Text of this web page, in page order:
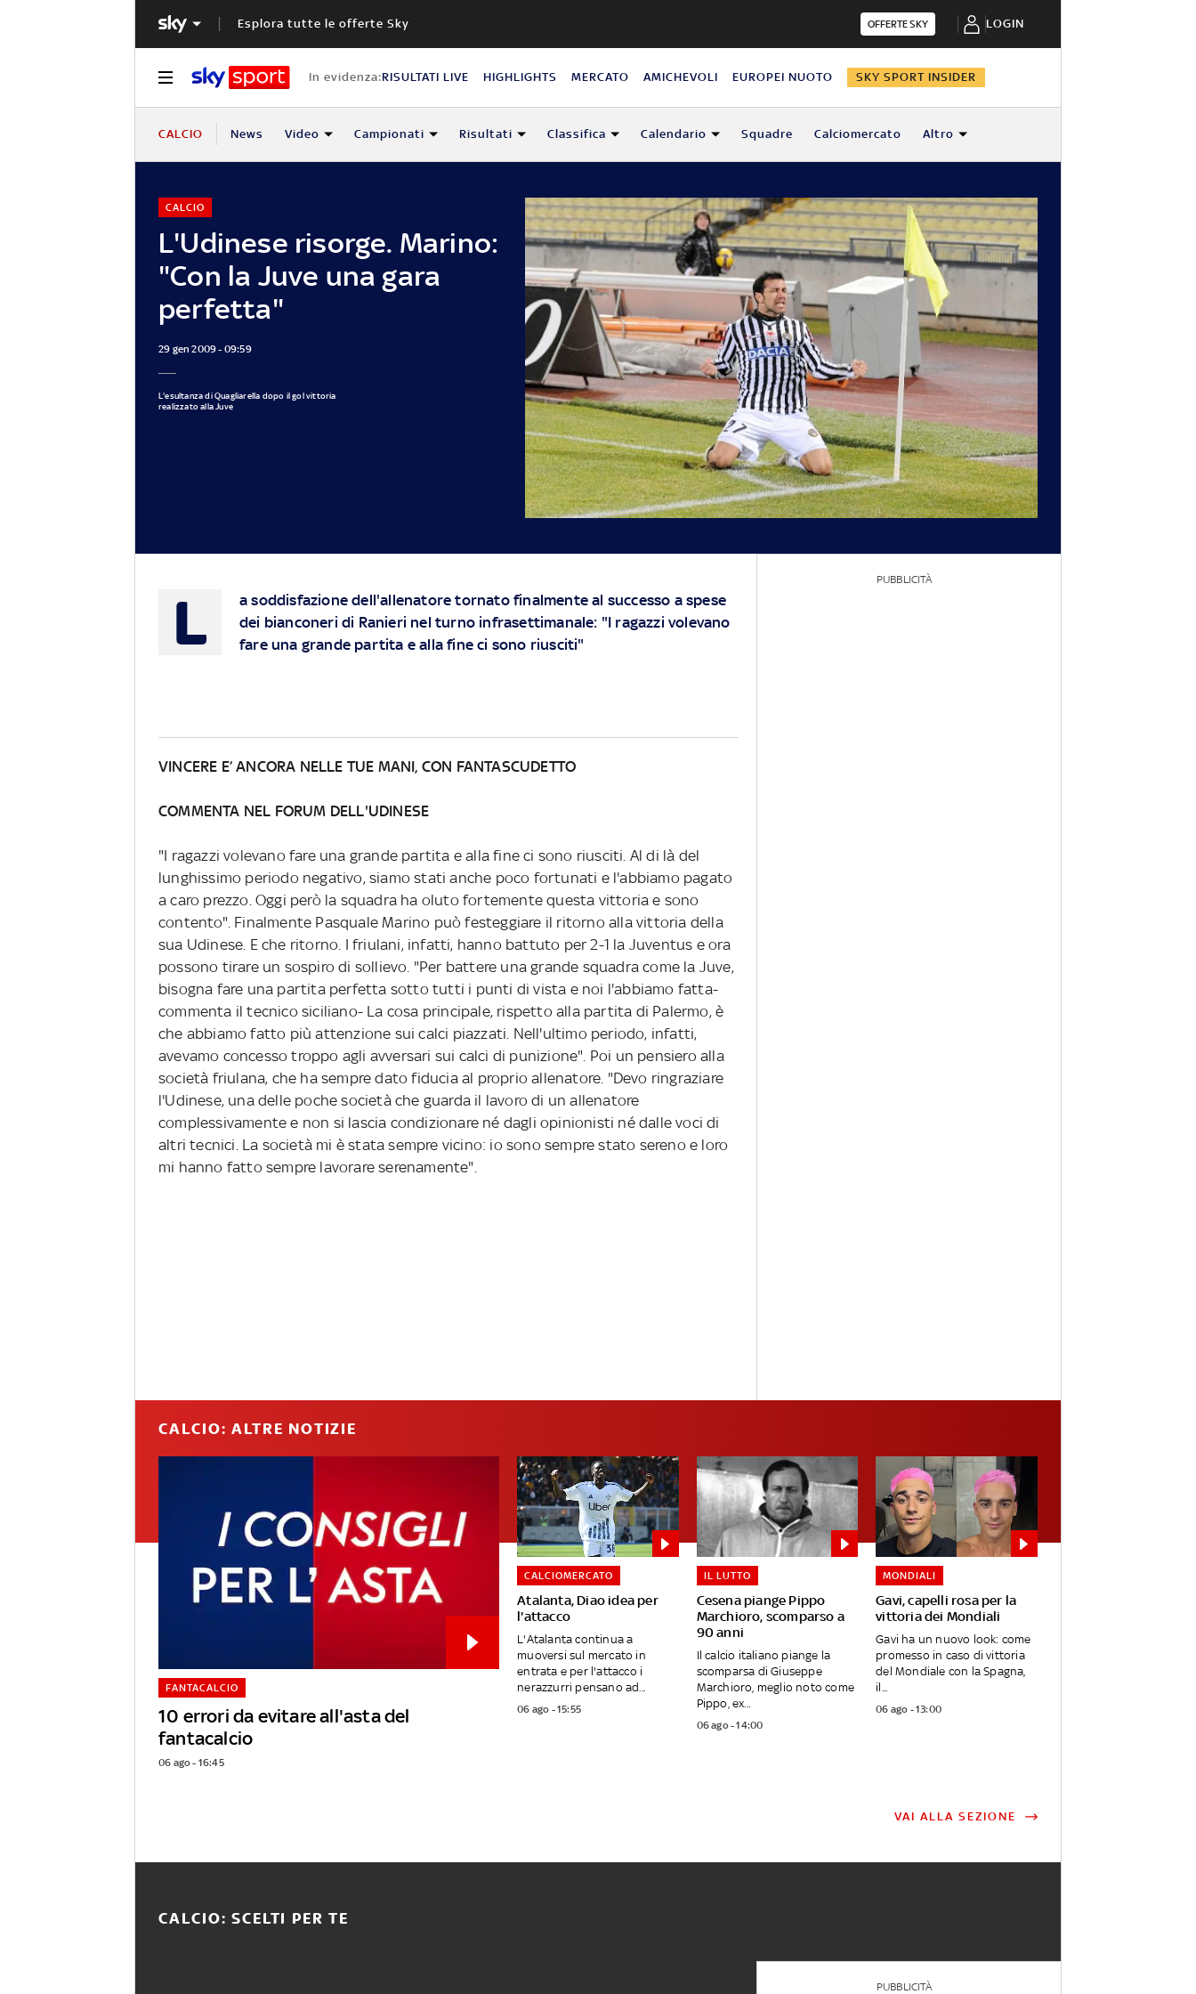
Esplora tutte le offerte Sky OFFERTE SKY LOGIN
In evidenza:RISULTATI LIVE HIGHLIGHTS MERCATO AMICHEVOLI EUROPEI NUOTO SKY SPORT INSIDER
CALCIO News Video Campionati Risultati Classifica Calendario Squadre Calciomercato Altro
L'Udinese risorge. Marino:
"Con la Juve una gara
perfetta"
CALCIO
29 gen 2009 - 09:59
L'esultanza di Quagliarella dopo il gol vittoria
realizzato alla Juve
L
a soddisfazione dell'allenatore tornato finalmente al successo a spese
dei bianconeri di Ranieri nel turno infrasettimanale: "I ragazzi volevano
fare una grande partita e alla fine ci sono riusciti"
VINCERE E’ ANCORA NELLE TUE MANI, CON FANTASCUDETTO
COMMENTA NEL FORUM DELL'UDINESE
"I ragazzi volevano fare una grande partita e alla fine ci sono riusciti. Al di là del
lunghissimo periodo negativo, siamo stati anche poco fortunati e l'abbiamo pagato
a caro prezzo. Oggi però la squadra ha oluto fortemente questa vittoria e sono
contento". Finalmente Pasquale Marino può festeggiare il ritorno alla vittoria della
sua Udinese. E che ritorno. I friulani, infatti, hanno battuto per 2-1 la Juventus e ora
possono tirare un sospiro di sollievo. "Per battere una grande squadra come la Juve,
bisogna fare una partita perfetta sotto tutti i punti di vista e noi l'abbiamo fatta-
commenta il tecnico siciliano- La cosa principale, rispetto alla partita di Palermo, è
che abbiamo fatto più attenzione sui calci piazzati. Nell'ultimo periodo, infatti,
avevamo concesso troppo agli avversari sui calci di punizione". Poi un pensiero alla
società friulana, che ha sempre dato fiducia al proprio allenatore. "Devo ringraziare
l'Udinese, una delle poche società che guarda il lavoro di un allenatore
complessivamente e non si lascia condizionare né dagli opinionisti né dalle voci di
altri tecnici. La società mi è stata sempre vicino: io sono sempre stato sereno e loro
mi hanno fatto sempre lavorare serenamente".
PUBBLICITÀ
CALCIO: ALTRE NOTIZIE
10 errori da evitare all'asta del
fantacalcio
FANTACALCIO
06 ago - 16:45
Atalanta, Diao idea per
l'attacco
CALCIOMERCATO
L'Atalanta continua a
muoversi sul mercato in
entrata e per l'attacco i
nerazzurri pensano ad...
06 ago - 15:55
Cesena piange Pippo
Marchioro, scomparso a
90 anni
IL LUTTO
Il calcio italiano piange la
scomparsa di Giuseppe
Marchioro, meglio noto come
Pippo, ex...
06 ago - 14:00
Gavi, capelli rosa per la
vittoria dei Mondiali
MONDIALI
Gavi ha un nuovo look: come
promesso in caso di vittoria
del Mondiale con la Spagna,
il...
06 ago - 13:00
VAI ALLA SEZIONE
CALCIO: SCELTI PER TE
PUBBLICITÀ